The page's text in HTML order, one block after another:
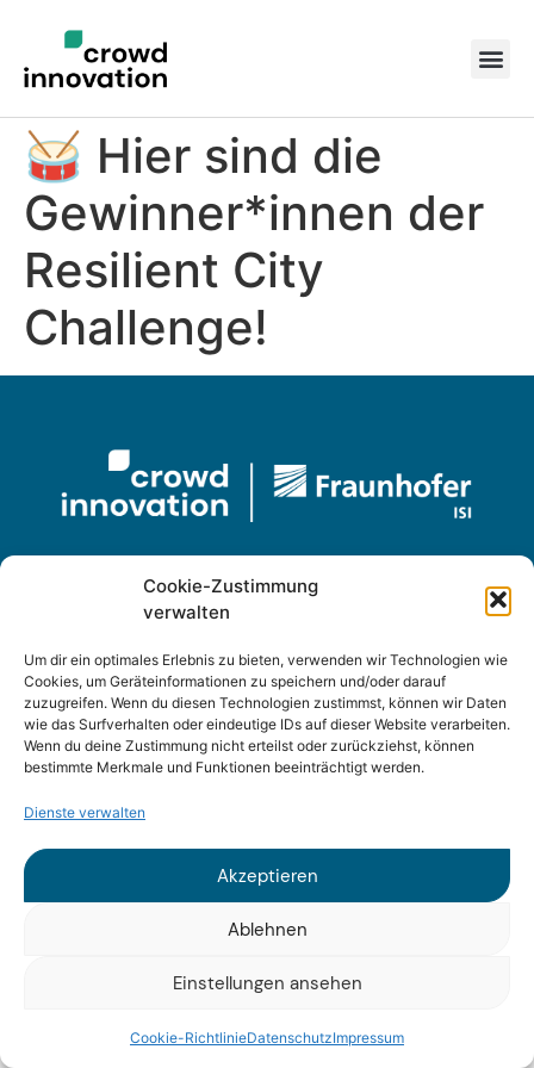
Cookie-Zustimmung
verwalten
Um dir ein optimales Erlebnis zu bieten, verwenden wir Technologien wie
Cookies, um Geräteinformationen zu speichern und/oder darauf
zuzugreifen. Wenn du diesen Technologien zustimmst, können wir Daten
wie das Surfverhalten oder eindeutige IDs auf dieser Website verarbeiten.
Wenn du deine Zustimmung nicht erteilst oder zurückziehst, können
bestimmte Merkmale und Funktionen beeinträchtigt werden.
Dienste verwalten
Akzeptieren
Ablehnen
Einstellungen ansehen
Cookie-RichtlinieDatenschutzImpressum
🥁 Hier sind die
Gewinner*innen der
Resilient City
Challenge!
Sitemap
Impressum
Datenschutz
© 2025 Fraunhofer ISI